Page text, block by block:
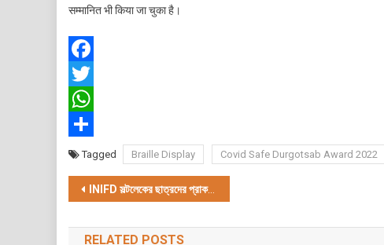
सम्मानित भी किया जा चुका है।
Facebook
Twitter
WhatsApp
ShareTagged Braille Display Covid Safe Durgotsab Award 2022
Post
navigation
INIFD সল্টলেকের ছাত্রদের প্রাক-পূজা নিয়ে একদিনের প্রদর্শনী
RELATED POSTS